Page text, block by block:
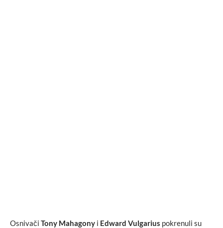
Osnivači Tony Mahagony i Edward Vulgarius pokrenuli su